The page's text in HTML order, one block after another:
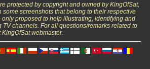
protected by copyright and owned by KingOfSat,
some screenshots that belong to their respective
only proposed to help illustrating, identifying and
channels. For all questions/remarks related to
webmaster.